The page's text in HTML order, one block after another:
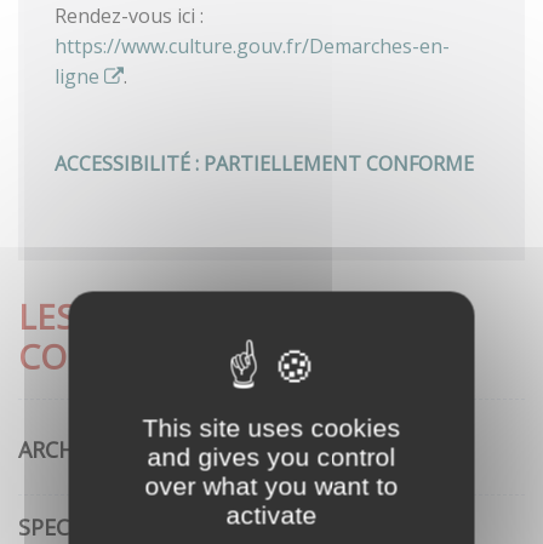
This site uses cookies
and gives you control
over what you want to
activate
Rendez-vous ici :
https://www.culture.gouv.fr/Demarches-en-
ligne
.
ACCESSIBILITÉ : PARTIELLEMENT CONFORME
LES DÉMARCHES LES PLUS
CONSULTÉES
ARCHITECTURE
SPECTACLE VIVANT